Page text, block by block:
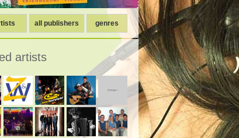
all publishers genres
artists